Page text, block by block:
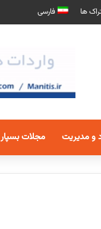
ها فارسی
و مدیریت مجلات بسپار